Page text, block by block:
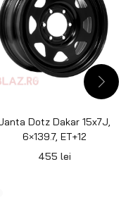
Dotz Dakar 15x7J,
6×139.7, ET+12
455 lei